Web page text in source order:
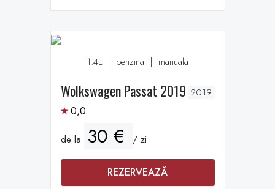
1.4L | benzina | manuala
Wolkswagen Passat 2019 2019
0,0
de la 30 € / zi
REZERVEAZĂ